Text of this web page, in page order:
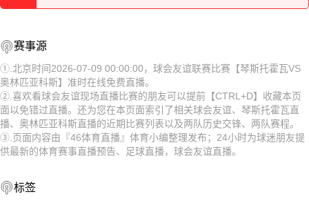
2026-08-17 【球会友谊】 琴斯托霍瓦VS奥林匹亚科斯
2026-08-17 【球会友谊】 琴斯托霍瓦VS奥林匹亚科斯
2026-08-17 【球会友谊】 琴斯托霍瓦VS奥林匹亚科斯
2026-08-17 【球会友谊】 琴斯托霍瓦VS奥林匹亚科斯
2026-08-17 【球会友谊】 琴斯托霍瓦VS奥林匹亚科斯
2026-08-17 【球会友谊】 琴斯托霍瓦VS奥林匹亚科斯
赛事源
①.北京时间2026-07-09 00:00:00，球会友谊联赛比赛【琴斯托霍瓦VS
奥林匹亚科斯】准时在线免费直播。
②.喜欢看球会友谊现场直播比赛的朋友可以提前【CTRL+D】收藏本页
面以免错过直播。还为您在本页面索引了相关球会友谊、琴斯托霍瓦直
播、奥林匹亚科斯直播的近期比赛列表以及两队历史交锋、两队赛程。
③.页面内容由『46体育直播』体育小编整理发布；24小时为球迷朋友提
供最新的体育赛事直播预告、足球直播，球会友谊直播。
标签